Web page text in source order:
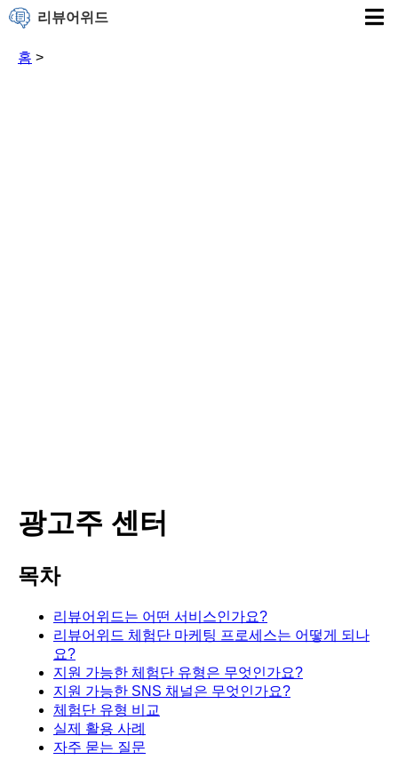
리뷰어위드
홈 >
광고주 센터
목차
리뷰어위드는 어떤 서비스인가요?
리뷰어위드 체험단 마케팅 프로세스는 어떻게 되나
요?
지원 가능한 체험단 유형은 무엇인가요?
지원 가능한 SNS 채널은 무엇인가요?
체험단 유형 비교
실제 활용 사례
자주 묻는 질문